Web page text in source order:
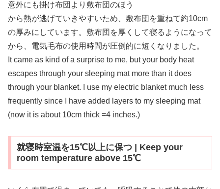
意外にも掛け布団より敷布団のほう
から熱が逃げていきやすいため、敷布団を重ねて約10cm
の厚みにしています。敷布団を厚くして寝るようになって
から、電気毛布の使用時間が圧倒的に短くなりました。
It came as kind of a surprise to me, but your body heat
escapes through your sleeping mat more than it does
through your blanket. I use my electric blanket much less
frequently since I have added layers to my sleeping mat
(now it is about 10cm thick =4 inches.)
就寝時室温を15℃以上に保つ | Keep your
room temperature above 15℃